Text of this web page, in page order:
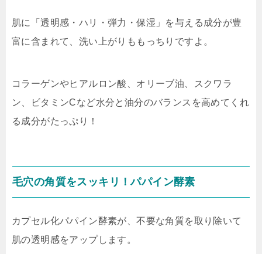
肌に「透明感・ハリ・弾力・保湿」を与える成分が豊
富に含まれて、洗い上がりももっちりですよ。
コラーゲンやヒアルロン酸、オリーブ油、スクワラ
ン、ビタミンCなど水分と油分のバランスを高めてくれ
る成分がたっぷり！
毛穴の角質をスッキリ！パパイン酵素
カプセル化パパイン酵素が、不要な角質を取り除いて
肌の透明感をアップします。